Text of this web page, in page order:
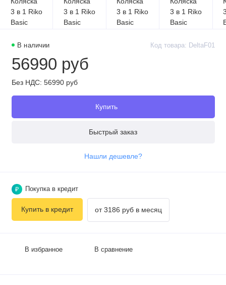
В наличии Код товара: DeltaF01
56990 руб
Без НДС: 56990 руб
Купить
Быстрый заказ
Нашли дешевле?
В избранное В сравнение
₽ Покупка в кредит
Купить в кредит от 3186 руб в месяц